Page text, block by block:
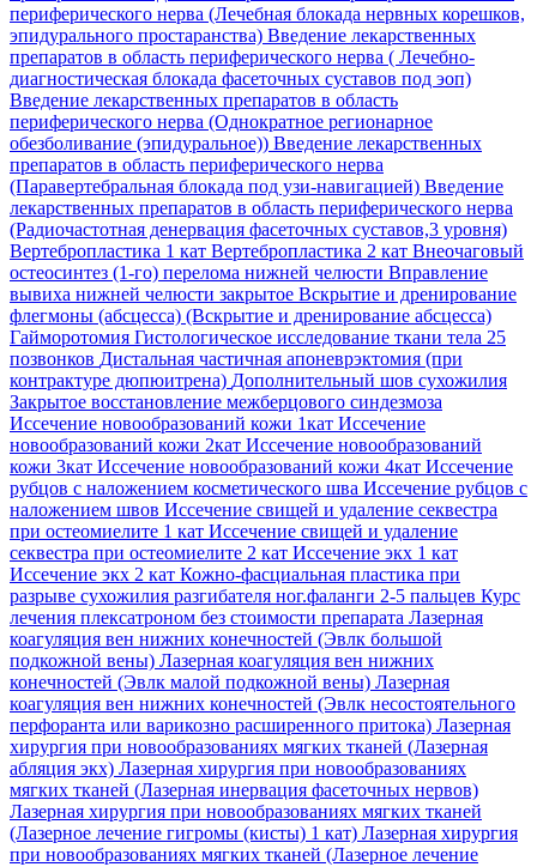
периферического нерва (Лечебная блокада нервных корешков,
эпидурального простаранства) Введение лекарственных
препаратов в область периферического нерва ( Лечебно-
диагностическая блокада фасеточных суставов под эоп)
Введение лекарственных препаратов в область
периферического нерва (Однократное регионарное
обезболивание (эпидуральное)) Введение лекарственных
препаратов в область периферического нерва
(Паравертебральная блокада под узи-навигацией) Введение
лекарственных препаратов в область периферического нерва
(Радиочастотная денервация фасеточных суставов,3 уровня)
Вертебропластика 1 кат Вертебропластика 2 кат Внеочаговый
остеосинтез (1-го) перелома нижней челюсти Вправление
вывиха нижней челюсти закрытое Вскрытие и дренирование
флегмоны (абсцесса) (Вскрытие и дренирование абсцесса)
Гайморотомия Гистологическое исследование ткани тела 25
позвонков Дистальная частичная апоневрэктомия (при
контрактуре дюпюитрена) Дополнительный шов сухожилия
Закрытое восстановление межберцового синдезмоза
Иссечение новообразований кожи 1кат Иссечение
новообразований кожи 2кат Иссечение новообразований
кожи 3кат Иссечение новообразований кожи 4кат Иссечение
рубцов с наложением косметического шва Иссечение рубцов с
наложением швов Иссечение свищей и удаление секвестра
при остеомиелите 1 кат Иссечение свищей и удаление
секвестра при остеомиелите 2 кат Иссечение экх 1 кат
Иссечение экх 2 кат Кожно-фасциальная пластика при
разрыве сухожилия разгибателя ног.фаланги 2-5 пальцев Курс
лечения плексатроном без стоимости препарата Лазерная
коагуляция вен нижних конечностей (Эвлк большой
подкожной вены) Лазерная коагуляция вен нижних
конечностей (Эвлк малой подкожной вены) Лазерная
коагуляция вен нижних конечностей (Эвлк несостоятельного
перфоранта или варикозно расширенного притока) Лазерная
хирургия при новообразованиях мягких тканей (Лазерная
абляция экх) Лазерная хирургия при новообразованиях
мягких тканей (Лазерная инервация фасеточных нервов)
Лазерная хирургия при новообразованиях мягких тканей
(Лазерное лечение гигромы (кисты) 1 кат) Лазерная хирургия
при новообразованиях мягких тканей (Лазерное лечение